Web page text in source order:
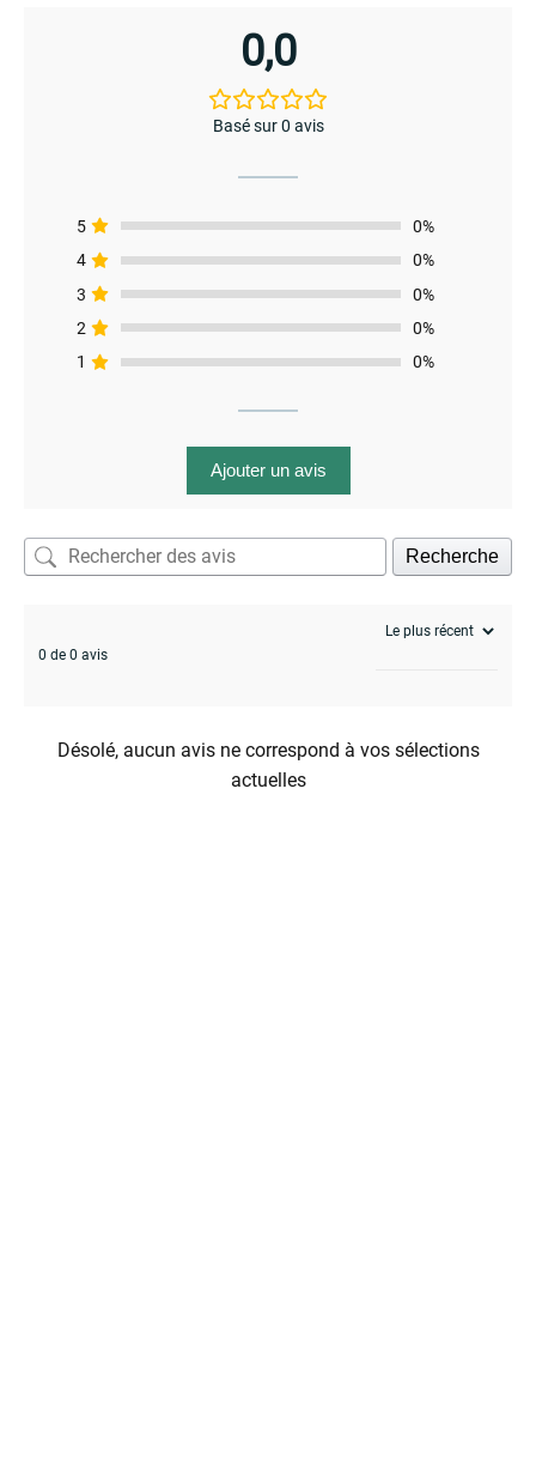
0,0
Basé sur 0 avis
5
0%
4
0%
3
0%
2
0%
1
0%
Ajouter un avis
Recherche
0 de 0 avis
Désolé, aucun avis ne correspond à vos sélections
actuelles